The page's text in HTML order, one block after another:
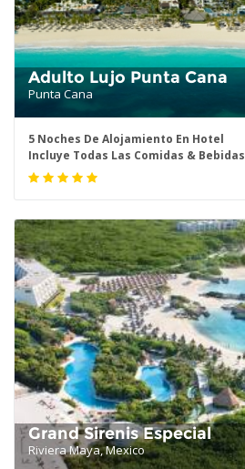
Adulto Lujo Punta Cana
Punta Cana
5 Noches De Alojamiento En Hotel
Incluye Todas Las Comidas & Bebidas
Grand Sirenis Especial
Riviera Maya, Mexico